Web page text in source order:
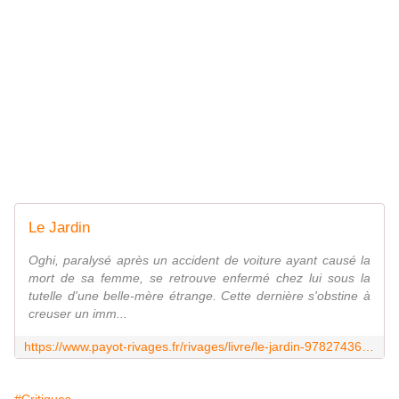
Le Jardin
Oghi, paralysé après un accident de voiture ayant causé la
mort de sa femme, se retrouve enfermé chez lui sous la
tutelle d'une belle-mère étrange. Cette dernière s'obstine à
creuser un imm...